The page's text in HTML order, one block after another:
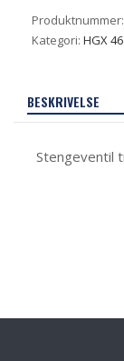
Produktnummer:
Kategori: HGX
BESKRIVELSE
Stengeventil